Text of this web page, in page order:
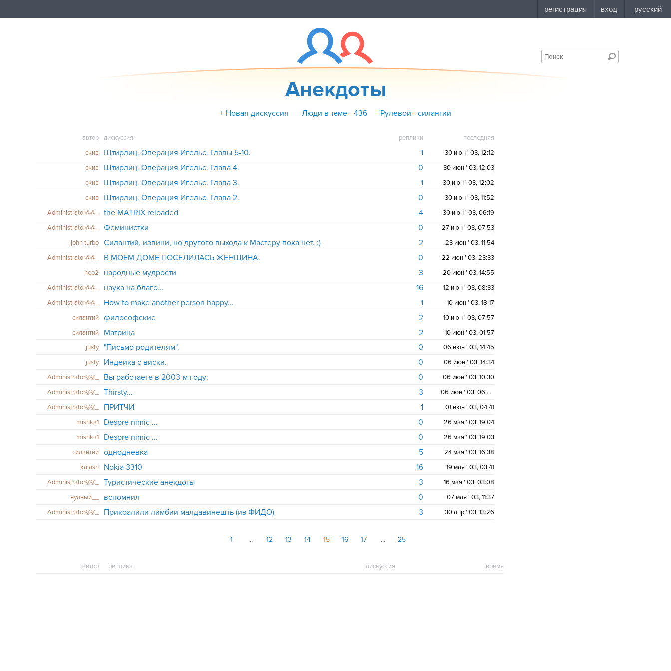
Анекдоты
+ Новая дискуссия Люди в теме - 436 Рулевой - силантий
автор дискуссия реплики
последняя
скив
Щтирлиц. Операция Игельс. Главы 5-10. 1
30 июн ' 03, 12:12
скив
Щтирлиц. Операция Игельс. Глава 4. 0
30 июн ' 03, 12:03
скив
Щтирлиц. Операция Игельс. Глава 3. 1
30 июн ' 03, 12:02
скив
Щтирлиц. Операция Игельс. Глава 2. 0
30 июн ' 03, 11:52
Administrator@@_
the MATRIX reloaded 4
30 июн ' 03, 06:19
Administrator@@_
Феминистки 0
27 июн ' 03, 07:53
john turbo
Силантий, извини, но другого выхода к Мастеру пока нет. ;) 2
23 июн ' 03, 11:54
Administrator@@_
В МОЕМ ДОМЕ ПОСЕЛИЛАСЬ ЖЕНЩИНА. 0
22 июн ' 03, 23:33
neo2
народные мудрости 3
20 июн ' 03, 14:55
Administrator@@_
наука на благо... 16
12 июн ' 03, 08:33
Administrator@@_
How to make another person happy... 1
10 июн ' 03, 18:17
силантий
философские 2
10 июн ' 03, 07:57
силантий
Maтрица 2
10 июн ' 03, 01:57
justy
"Письмо родителям". 0
06 июн ' 03, 14:45
justy
Индейка с виски. 0
06 июн ' 03, 14:34
Administrator@@_
Вы работаете в 2003-м году: 0
06 июн ' 03, 10:30
Administrator@@_
Thirsty... 3
06 июн ' 03, 06:08
Administrator@@_
ПРИТЧИ 1
01 июн ' 03, 04:41
mishka1
Despre nimic ... 0
26 мая ' 03, 19:04
mishka1
Despre nimic ... 0
26 мая ' 03, 19:03
силантий
однодневка 5
24 мая ' 03, 16:38
kalash
Nokia 3310 16
19 мая ' 03, 03:41
Administrator@@_
Туристические анекдоты 3
16 мая ' 03, 03:08
нудный__
вспомнил 0
07 мая ' 03, 11:37
Administrator@@_
Прикоалили лимбии малдавинешть (из ФИДО) 3 30 апр ' 03, 13:26
1 12 13 14 15 16 17 25
автор реплика дискуссия время